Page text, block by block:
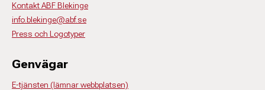
Kontakt ABF Blekinge
info.blekinge@abf.se
Press och Logotyper
Genvägar
E-tjänsten (lämnar webbplatsen)